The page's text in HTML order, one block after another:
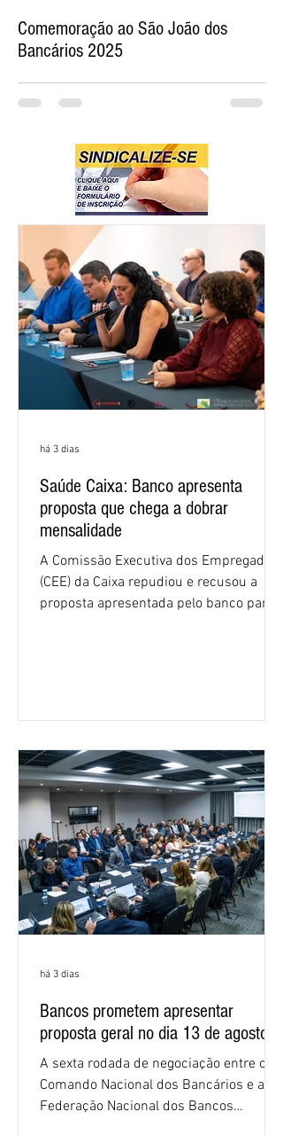
Comemoração ao São João dos
Bancários 2025
Saúde Caixa: Banco apresenta
proposta que chega a dobrar
mensalidade
A Comissão Executiva dos Empregados
(CEE) da Caixa repudiou e recusou a
proposta apresentada pelo banco para o
negociações das empregadas e dos
empregados exigiram que a Caixa refaça
os cálculos e apresente uma nova
proposta. O entendimento é que a
proposta
há 3 dias
Bancos prometem apresentar
proposta geral no dia 13 de agosto
A sexta rodada de negociação entre o
Comando Nacional dos Bancários e a
Federação Nacional dos Bancos
há 3 dias